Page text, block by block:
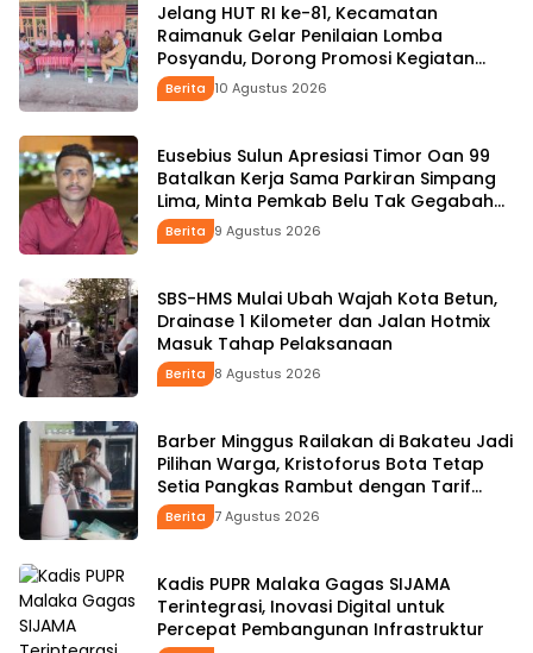
Jelang HUT RI ke-81, Kecamatan
Raimanuk Gelar Penilaian Lomba
Posyandu, Dorong Promosi Kegiatan
Kesehatan
Berita 10 Agustus 2026
Eusebius Sulun Apresiasi Timor Oan 99
Batalkan Kerja Sama Parkiran Simpang
Lima, Minta Pemkab Belu Tak Gegabah
Buat Kebijakan
Berita 9 Agustus 2026
SBS-HMS Mulai Ubah Wajah Kota Betun,
Drainase 1 Kilometer dan Jalan Hotmix
Masuk Tahap Pelaksanaan
Berita 8 Agustus 2026
Barber Minggus Railakan di Bakateu Jadi
Pilihan Warga, Kristoforus Bota Tetap
Setia Pangkas Rambut dengan Tarif
Rp15 Ribu per Kepala
Berita 7 Agustus 2026
Kadis PUPR Malaka Gagas SIJAMA
Terintegrasi, Inovasi Digital untuk
Percepat Pembangunan Infrastruktur